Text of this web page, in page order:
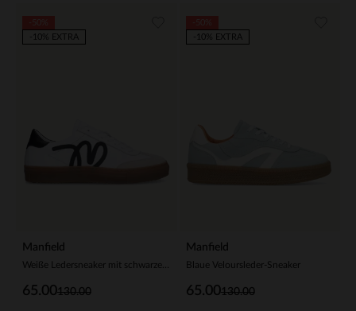
Manfield
130.00
65.00
-10% EXTRA
Manfield
Blaue Veloursleder-Sneaker
130.00
65.00
-10% EXTRA